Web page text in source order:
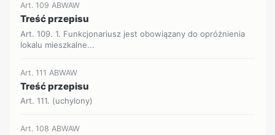
Art. 109 ABWAW
Treść przepisu
Art. 109. 1. Funkcjonariusz jest obowiązany do opróżnienia
lokalu mieszkalne...
Art. 111 ABWAW
Treść przepisu
Art. 111. (uchylony)
Art. 108 ABWAW